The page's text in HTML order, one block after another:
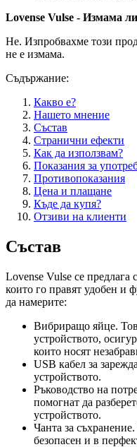
Lovense Vulse - Измама
Не. Изпробвахме този
не е измама.
Съдържание:
Какво е?
Нашето мнение
Състав
Странични ефекти
Как да използвам?
Показания за
Противопоказания
Цена и плащане
Къде да купя?
Отзиви на клиенти
Състав
Lovense Vulse се предлага
които го правят удобен и
да намерите:
Вибриращо яйце.
устройството,
които носят
USB кабел за
устройството.
Ръководство на
помогнат да
устройството.
Чанта за
безопасен и в